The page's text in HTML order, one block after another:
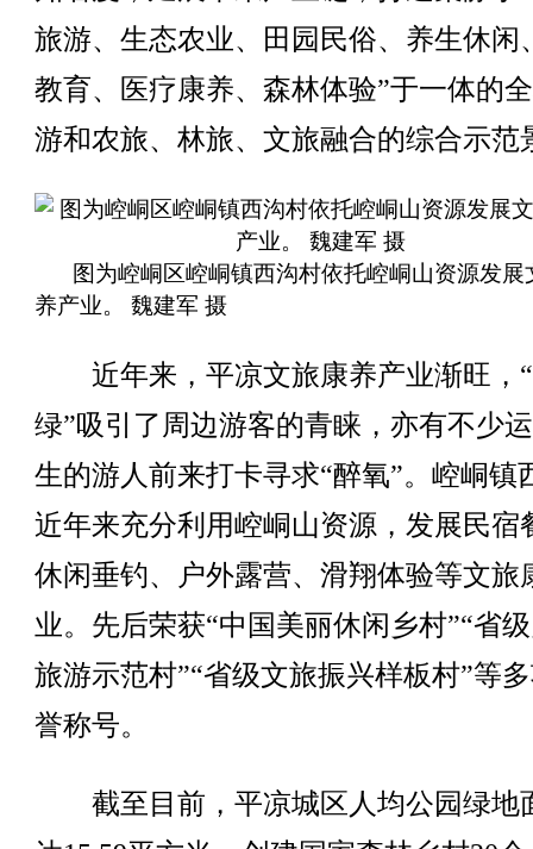
旅游、生态农业、田园民俗、养生休闲
教育、医疗康养、森林体验”于一体的
游和农旅、林旅、文旅融合的综合示范
图为崆峒区崆峒镇西沟村依托崆峒山资源发展
养产业。 魏建军 摄
近年来，平凉文旅康养产业渐旺，
绿”吸引了周边游客的青睐，亦有不少
生的游人前来打卡寻求“醉氧”。崆峒镇
近年来充分利用崆峒山资源，发展民宿
休闲垂钓、户外露营、滑翔体验等文旅
业。先后荣获“中国美丽休闲乡村”“省
旅游示范村”“省级文旅振兴样板村”等
誉称号。
截至目前，平凉城区人均公园绿地